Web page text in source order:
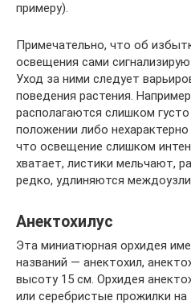
примеру).
Примечательно, что об
освещения сами
Уход за ними следует
поведения растения.
располагаются слишком
положении либо
что освещение слишком
хватает, листики мельчают,
редко, удлиняются
Анектохилус
Эта миниатюрная орхидея
названий — анектохил,
высоту 15 см. Орхидея
или серебристые прожилки